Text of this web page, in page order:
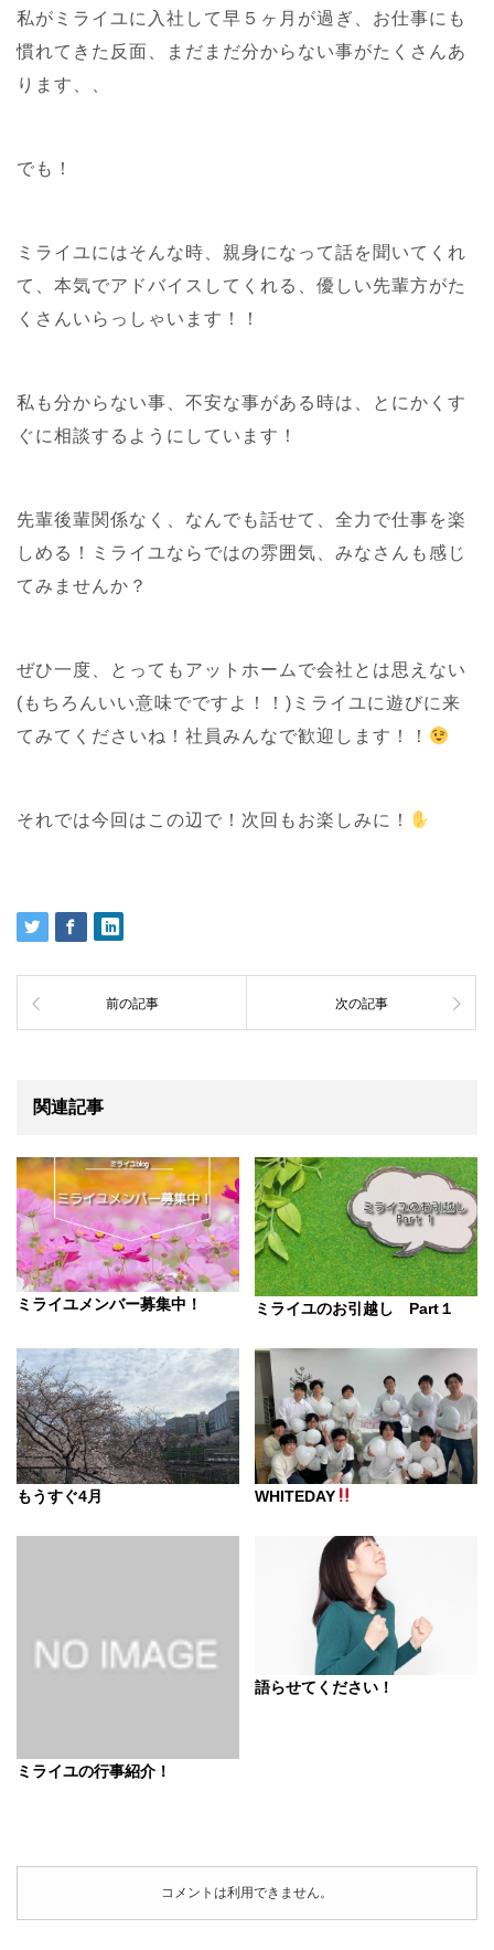
私がミライユに入社して早５ヶ月が過ぎ、お仕事にも
慣れてきた反面、まだまだ分からない事がたくさんあ
ります、、
でも！
ミライユにはそんな時、親身になって話を聞いてくれ
て、本気でアドバイスしてくれる、優しい先輩方がた
くさんいらっしゃいます！！
私も分からない事、不安な事がある時は、とにかくす
ぐに相談するようにしています！
先輩後輩関係なく、なんでも話せて、全力で仕事を楽
しめる！ミライユならではの雰囲気、みなさんも感じ
てみませんか？
ぜひ一度、とってもアットホームで会社とは思えない
(もちろんいい意味でですよ！！)ミライユに遊びに来
てみてくださいね！社員みんなで歓迎します！！
それでは今回はこの辺で！次回もお楽しみに！
前の記事 次の記事
関連記事
ミライユメンバー募集中！ ミライユのお引越し Part１
もうすぐ4月 WHITEDAY
ミライユの行事紹介！
語らせてください！
コメントは利用できません。